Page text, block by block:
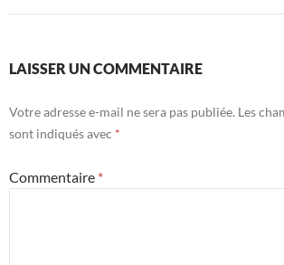
LAISSER UN COMMENTAIRE
Votre adresse e-mail ne sera pas publiée. Les
sont indiqués avec *
Commentaire *